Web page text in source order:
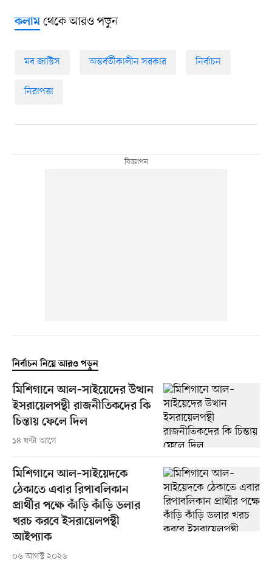
কলামথেকে আরও পড়ুন
মব জাস্টিস অন্তর্বর্তীকালীন সরকার নির্বাচন
নিরাপত্তা
নির্বাচন নিয়ে আরও পড়ুন
মিশিগানে আল–সাইয়েদের উত্থান
ইসরায়েলপন্থী রাজনীতিকদের কি
চিন্তায় ফেলে দিল
১৪ ঘণ্টা আগে
মিশিগানে আল–সাইয়েদকে
ঠেকাতে এবার রিপাবলিকান
প্রার্থীর পক্ষে কাঁড়ি কাঁড়ি ডলার
খরচ করবে ইসরায়েলপন্থী
আইপ্যাক
০৬ আগস্ট ২০২৬